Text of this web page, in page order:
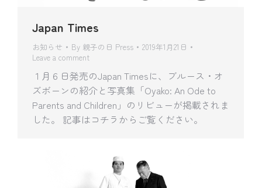
Japan Times
お知らせ By 親子の日 Press
2019年1月21日
Leave a comment
１月６日発売のJapan Timesに、ブルース・オ
ズボーンの紹介と写真集「Oyako: An Ode to
Parents and Children」のリビューが掲載されま
した。 記事はコチラからご覧ください。